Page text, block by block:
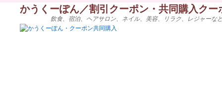
かうくーぽん／割引クーポン・共同購入ク
飲食、宿泊、ヘアサロン、ネイル、美容、リラク、レジャー